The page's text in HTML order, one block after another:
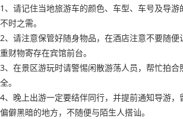
1、请记住当地旅游车的颜色、车型、车号及导
不时之需。
2、请注意保管好随身物品，在酒店注意不要随
重财物寄存在宾馆前台。
3、在景区游玩时请警惕闲散游荡人员，帮忙拍合
全。
4、晚上出游一定要结伴同行，并提前通知导游，
偏僻黑暗的地方，不随便与陌生人搭讪。